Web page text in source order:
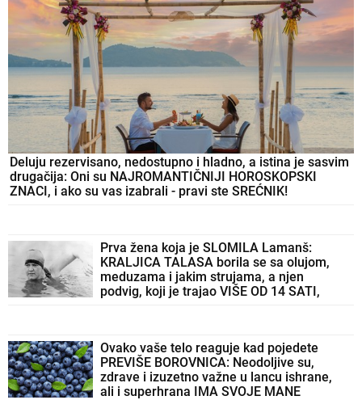
Deluju rezervisano, nedostupno i hladno, a istina je sasvim
drugačija: Oni su NAJROMANTIČNIJI HOROSKOPSKI
ZNACI, i ako su vas izabrali - pravi ste SREĆNIK!
Prva žena koja je SLOMILA Lamanš:
KRALJICA TALASA borila se sa olujom,
meduzama i jakim strujama, a njen
podvig, koji je trajao VIŠE OD 14 SATI,
Ovako vaše telo reaguje kad pojedete
PREVIŠE BOROVNICA: Neodoljive su,
zdrave i izuzetno važne u lancu ishrane,
ali i superhrana IMA SVOJE MANE